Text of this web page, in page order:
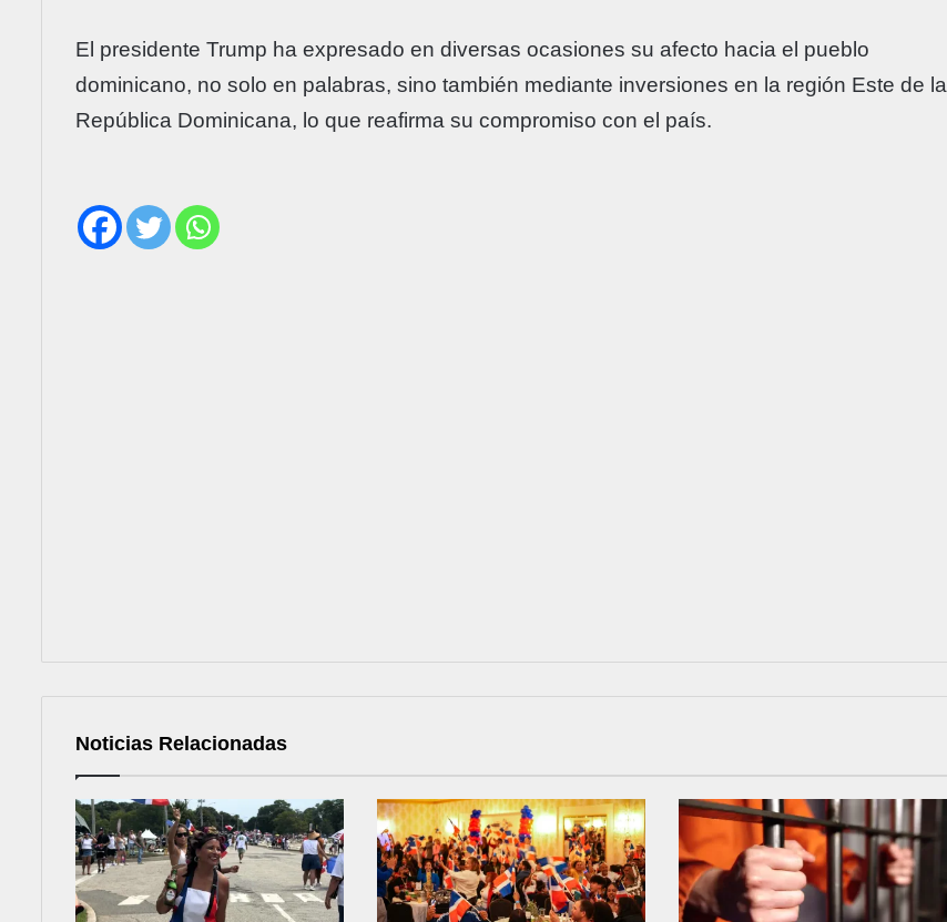
El presidente Trump ha expresado en diversas ocasiones su afecto hacia el pueblo
dominicano, no solo en palabras, sino también mediante inversiones en la región Este de la
República Dominicana, lo que reafirma su compromiso con el país.
Noticias Relacionadas